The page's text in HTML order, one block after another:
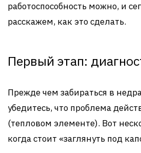
работоспособность можно, и
расскажем, как это сделать.
Первый этап:
Прежде чем забираться в
убедитесь, что проблема
(тепловом элементе). Вот
когда стоит «заглянуть под